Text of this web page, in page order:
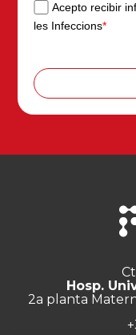
Acepto recibir
les Infeccions*
Hosp.
2a planta